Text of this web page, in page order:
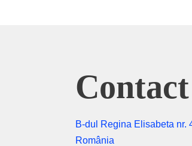
Contact
B-dul Regina Elisabeta nr.
România